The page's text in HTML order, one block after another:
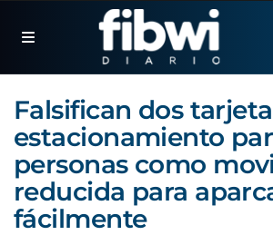
Falsifican dos
estacionamiento
personas como
reducida para
fácilmente